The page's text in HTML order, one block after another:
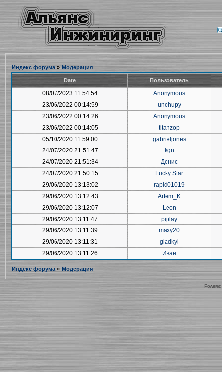
Индекс форума » Модерация
Date Пользователь
08/07/2023 11:54:54
Anonymous
23/06/2022 00:14:59
unohupy
23/06/2022 00:14:26
Anonymous
23/06/2022 00:14:05
titanzop
05/10/2020 11:59:00
gabrieljones
24/07/2020 21:51:47
kgn
24/07/2020 21:51:34
Денис
24/07/2020 21:50:15
Lucky Star
29/06/2020 13:13:02
rapid01019
29/06/2020 13:12:43
Artem_K
29/06/2020 13:12:07
Leon
29/06/2020 13:11:47
piplay
29/06/2020 13:11:39
maxy20
29/06/2020 13:11:31
gladkyi
29/06/2020 13:11:26
Иван
Индекс форума » Модерация